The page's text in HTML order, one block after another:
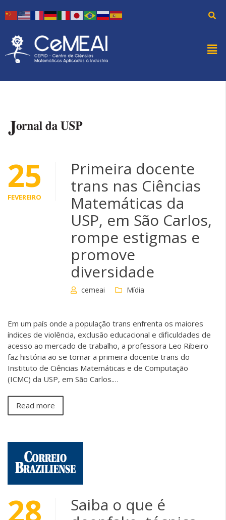
25
FEVEREIRO
Primeira docente
trans nas Ciências
Matemáticas da
USP, em São Carlos,
rompe estigmas e
promove
diversidade
cemeai Mídia
Em um país onde a população trans enfrenta os maiores
índices de violência, exclusão educacional e dificuldades de
acesso ao mercado de trabalho, a professora Leo Ribeiro
faz história ao se tornar a primeira docente trans do
Instituto de Ciências Matemáticas e de Computação
(ICMC) da USP, em São Carlos.…
Read more
28
Saiba o que é